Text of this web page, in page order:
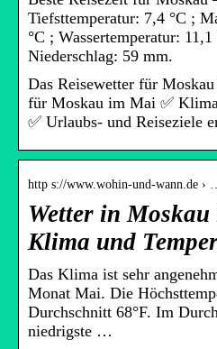
Tiefsttemperatur: 7,4 °C ;
°C ; Wassertemperatur:
Niederschlag: 59 mm.
Das Reisewetter für
für Moskau im Mai ✅
✅ Urlaubs- und Reiseziele
http s://www.wohin-und-wann.de ›
Wetter in
Klima und
Das Klima ist sehr
Monat Mai. Die
Durchschnitt 68°F. Im
niedrigste …